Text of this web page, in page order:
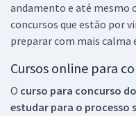
andamento e até mesmo
concursos que estão por
preparar com mais calma
Cursos online para
O curso para concurso
estudar para o processo